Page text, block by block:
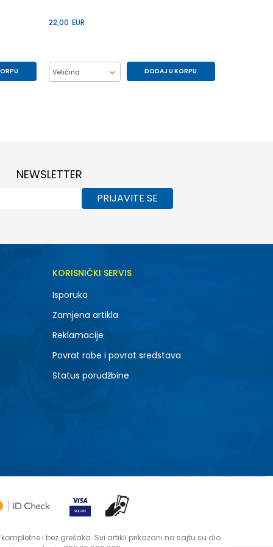
22,00 EUR
Veličina DODAJ U KORPU
NEWSLETTER
PRIJAVITE SE
KORISNIČKI SERVIS
Isporuka
Zamjena artikla
Reklamacije
Povrat robe i povrat sredstava
Status porudžbine
i bez grešaka. Svi artikli prikazani na sajtu su dio